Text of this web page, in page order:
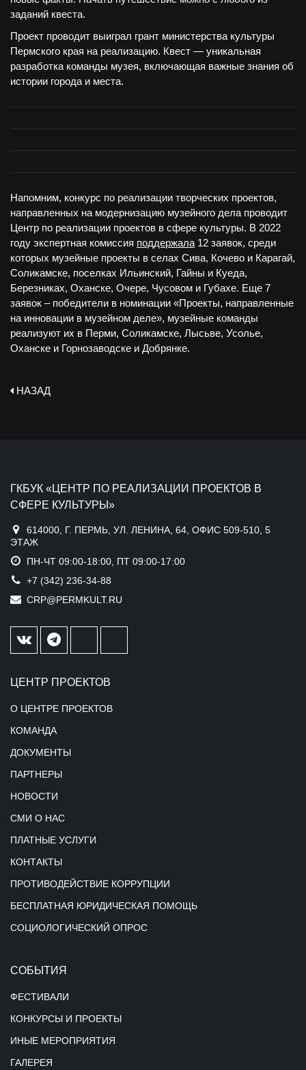
заданий квеста.
Проект проводит выиграл грант министерства культуры
Пермского края на реализацию. Квест — уникальная
разработка команды музея, включающая важные знания об
истории города и места.
Напомним, конкурс по реализации творческих проектов,
направленных на модернизацию музейного дела проводит
Центр по реализации проектов в сфере культуры. В 2022
году экспертная комиссия поддержала 12 заявок, среди
которых музейные проекты в селах Сива, Кочево и Карагай,
Соликамске, поселках Ильинский, Гайны и Куеда,
Березниках, Оханске, Очере, Чусовом и Губахе. Еще 7
заявок – победители в номинации «Проекты, направленные
на инновации в музейном деле», музейные команды
реализуют их в Перми, Соликамске, Лысьве, Усолье,
Оханске и Горнозаводске и Добрянке.
НАЗАД
ГКБУК «ЦЕНТР ПО РЕАЛИЗАЦИИ ПРОЕКТОВ В
СФЕРЕ КУЛЬТУРЫ»
614000, Г. ПЕРМЬ, УЛ. ЛЕНИНА, 64, ОФИС 509-510, 5
ЭТАЖ
ПН-ЧТ 09:00-18:00, ПТ 09:00-17:00
+7 (342) 236-34-88
CRP@PERMKULT.RU
ЦЕНТР ПРОЕКТОВ
О ЦЕНТРЕ ПРОЕКТОВ
КОМАНДА
ДОКУМЕНТЫ
ПАРТНЕРЫ
НОВОСТИ
СМИ О НАС
ПЛАТНЫЕ УСЛУГИ
КОНТАКТЫ
ПРОТИВОДЕЙСТВИЕ КОРРУПЦИИ
БЕСПЛАТНАЯ ЮРИДИЧЕСКАЯ ПОМОЩЬ
СОЦИОЛОГИЧЕСКИЙ ОПРОС
СОБЫТИЯ
ФЕСТИВАЛИ
КОНКУРСЫ И ПРОЕКТЫ
ИНЫЕ МЕРОПРИЯТИЯ
ГАЛЕРЕЯ